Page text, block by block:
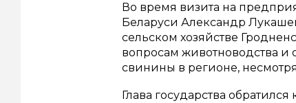
Во время визита на
Беларуси Александр
сельском хозяйстве
вопросам животноводства
свинины в регионе,
Глава государства